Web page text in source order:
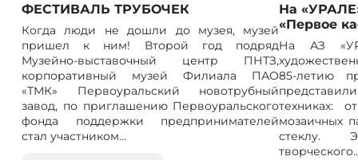
ФЕСТИВАЛЬ ТРУБОЧЕК
Когда люди не дошли до музея, музей
пришел к ним! Второй год подряд
Музейно-выставочный центр ПНТЗ,
корпоративный музей Филиала ПАО
«ТМК» Первоуральский новотрубный
завод, по приглашению Первоуральского
фонда поддержки предпринимателей
стал участником...
На
«Первое
На АЗ
85-летию
техниках:
мозаичных
стеклу.